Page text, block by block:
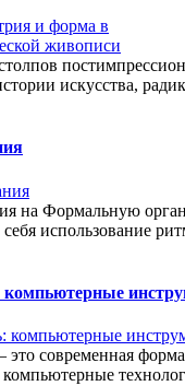
искусства,
на Формальную
использование
современная форма
компьютерные